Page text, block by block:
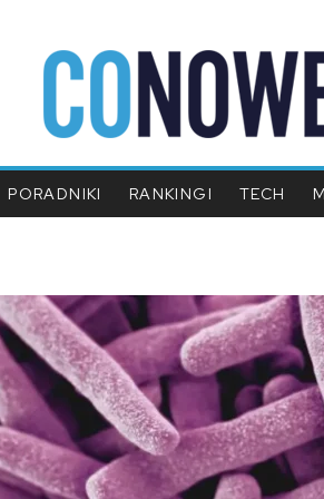
PORADNIKI RANKINGI TECH